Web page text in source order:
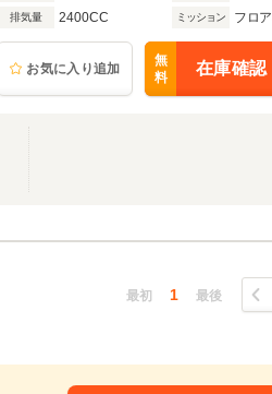
排気量 2400CC ミッション フロ
お気に入り追加
無
料
在庫確認
最初 1 最後